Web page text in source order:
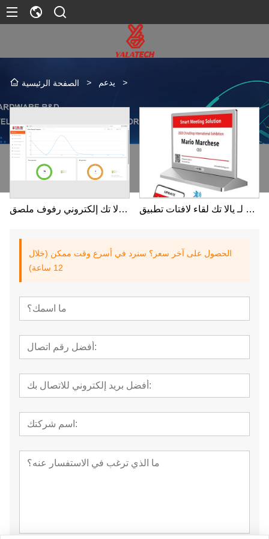
الصفحة الرئيسية > يدعم >
فيديو تعليمي لـ يالا تك إلكتروني رفوف ملصق فيديو تعليمي لـ يالا تك لقاء لافتات تطبيق
الحصول على آخر سعر؟ سنرد في أسرع وقت ممكن (خلال
12 ساعة)